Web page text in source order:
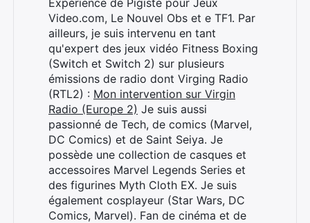
Expérience de Pigiste pour Jeux
Video.com, Le Nouvel Obs et e TF1. Par
ailleurs, je suis intervenu en tant
qu'expert des jeux vidéo Fitness Boxing
(Switch et Switch 2) sur plusieurs
émissions de radio dont Virging Radio
(RTL2) : Mon intervention sur Virgin
Radio (Europe 2) Je suis aussi
passionné de Tech, de comics (Marvel,
DC Comics) et de Saint Seiya. Je
possède une collection de casques et
accessoires Marvel Legends Series et
des figurines Myth Cloth EX. Je suis
également cosplayeur (Star Wars, DC
Comics, Marvel). Fan de cinéma et de